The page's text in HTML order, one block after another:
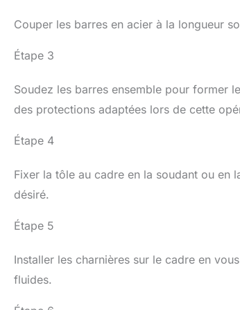
Couper les barres en acier à la longueur
Étape 3
Soudez les barres ensemble pour former
des protections adaptées lors de cette
Étape 4
Fixer la tôle au cadre en la soudant ou en
désiré.
Étape 5
Installer les charnières sur le cadre en
fluides.